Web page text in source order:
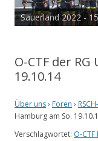
Sauerland 2022 -
O-CTF der
19.10.14
Über uns› Foren ›
Hamburg am So.
Verschlagwortet: O-